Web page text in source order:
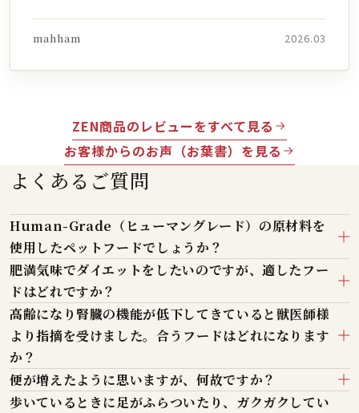
mahham 2026.03
ZEN商品のレビューをすべて見る
お客様からのお声（お葉書）を見る
よくあるご質問
Human-Grade（ヒューマングレード）の原材料を
使用したペットフードでしょうか？
肥満気味でダイエットをしたいのですが、適したフー
ドはどれですか？
高齢になり腎臓の機能が低下してきていると獣医師様
より指摘を受けました。合うフードはどれになります
か？
便が増えたように思いますが、何故ですか？
歩いているときに足がふらついたり、ガクガクしてい